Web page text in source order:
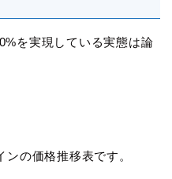
を実現している実態は論
の価格推移表です。